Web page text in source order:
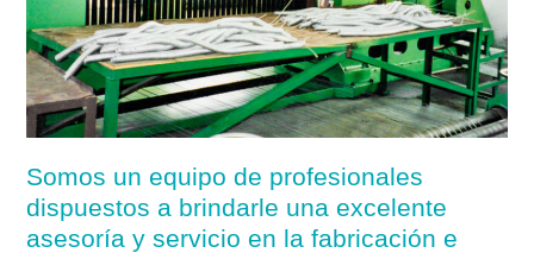
Somos un equipo de profesionales
dispuestos a brindarle una excelente
asesoría y servicio en la fabricación e